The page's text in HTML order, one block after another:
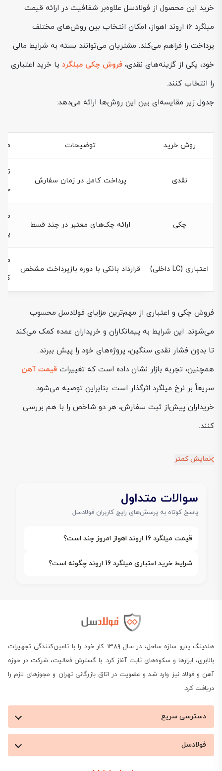
خرید این محصول از فولادسل علاوه‌بر شفافیت در ارائه قیمت
میلگرد 16 اروند اهواز، امکان انتخاب بین روش‌های مختلف
پرداخت را فراهم می‌کند. مشتریان می‌توانند بسته به شرایط مالی
خود، یکی از گزینه‌های نقدی، فروش چکی میلگرد یا خرید اعتباری
را انتخاب کنند.
جدول زیر مقایسه‌ای بین این روش‌ها ارائه می‌دهد:
روش خرید توضیحات
نقدی پرداخت کامل در زمان سفارش
چکی ارائه چک‌های معتبر در چند قسط
اعتباری (LC داخلی) قرارداد بانکی با دوره بازپرداخت مشخص
فروش چکی و اعتباری از مهم‌ترین مزایای فولادسل محسوب
می‌شوند. این شرایط به پیمانکاران و خریداران عمده کمک می‌کند
تا بدون فشار نقدی سنگین، پروژه‌های خود را پیش ببرند.
همچنین، تجربه بازار نشان داده است که تغییرات قیمت آهن
سریعاً بر نرخ میلگرد اثرگذار است. بنابراین توصیه می‌شود
خریداران پیش‌از ثبت سفارش، هر دو شاخص را با هم بررسی
کنند.
نمایش کمتر
سوالات متداول
پاسخ کوتاه به پرسش‌های رایج کاربران فولادسل
قیمت میلگرد 16 اروند اهواز امروز چند است؟
شرایط خرید اعتباری میلگرد 16 اروند چگونه است؟
هلدینگ پترو سازه ساحل، در سال ۱۳۸۹ کار خود را با تامین‌کنندگی تجهیزات
بالابری، ابزارها و سکوه‌های ثابت آغاز کرد. با گسترش فعالیت، شرکت در حوزه
آهن و فولاد نیز وارد شد و عضویت در اتاق بازرگانی تهران و مجوزهای لازم را
دریافت کرد.
دسترسی سریع
فولادسل